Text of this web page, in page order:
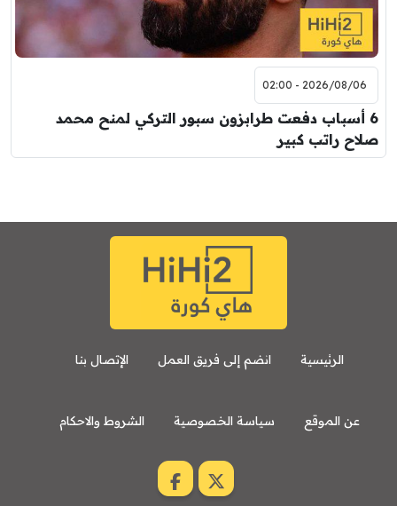
2026/08/06 - 02:00
6 أسباب دفعت طرابزون سبور التركي لمنح محمد
صلاح راتب كبير
الرئيسية انضم إلى فريق العمل الإتصال بنا
عن الموقع سياسة الخصوصية الشروط والاحكام